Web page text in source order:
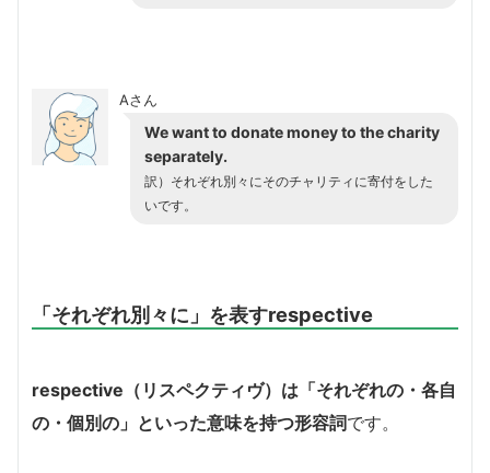
Aさん
We want to donate money to the charity
separately.
訳）それぞれ別々にそのチャリティに寄付をした
いです。
「それぞれ別々に」を表すrespective
respective（リスペクティヴ）は「それぞれの・各自
の・個別の」といった意味を持つ形容詞です。